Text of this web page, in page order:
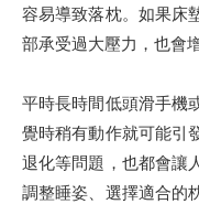
容易導致落枕。如果床
部承受過大壓力，也會
平時長時間低頭滑手機
覺時稍有動作就可能引
退化等問題，也都會讓
調整睡姿、選擇適合的